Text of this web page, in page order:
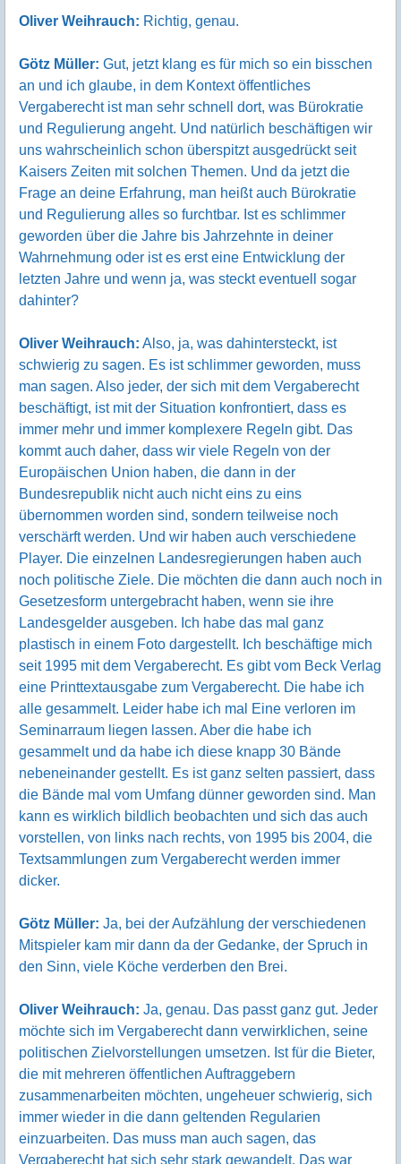
Oliver Weihrauch: Richtig, genau.
Götz Müller: Gut, jetzt klang es für mich so ein bisschen
an und ich glaube, in dem Kontext öffentliches
Vergaberecht ist man sehr schnell dort, was Bürokratie
und Regulierung angeht. Und natürlich beschäftigen wir
uns wahrscheinlich schon überspitzt ausgedrückt seit
Kaisers Zeiten mit solchen Themen. Und da jetzt die
Frage an deine Erfahrung, man heißt auch Bürokratie
und Regulierung alles so furchtbar. Ist es schlimmer
geworden über die Jahre bis Jahrzehnte in deiner
Wahrnehmung oder ist es erst eine Entwicklung der
letzten Jahre und wenn ja, was steckt eventuell sogar
dahinter?
Oliver Weihrauch: Also, ja, was dahintersteckt, ist
schwierig zu sagen. Es ist schlimmer geworden, muss
man sagen. Also jeder, der sich mit dem Vergaberecht
beschäftigt, ist mit der Situation konfrontiert, dass es
immer mehr und immer komplexere Regeln gibt. Das
kommt auch daher, dass wir viele Regeln von der
Europäischen Union haben, die dann in der
Bundesrepublik nicht auch nicht eins zu eins
übernommen worden sind, sondern teilweise noch
verschärft werden. Und wir haben auch verschiedene
Player. Die einzelnen Landesregierungen haben auch
noch politische Ziele. Die möchten die dann auch noch in
Gesetzesform untergebracht haben, wenn sie ihre
Landesgelder ausgeben. Ich habe das mal ganz
plastisch in einem Foto dargestellt. Ich beschäftige mich
seit 1995 mit dem Vergaberecht. Es gibt vom Beck Verlag
eine Printtextausgabe zum Vergaberecht. Die habe ich
alle gesammelt. Leider habe ich mal Eine verloren im
Seminarraum liegen lassen. Aber die habe ich
gesammelt und da habe ich diese knapp 30 Bände
nebeneinander gestellt. Es ist ganz selten passiert, dass
die Bände mal vom Umfang dünner geworden sind. Man
kann es wirklich bildlich beobachten und sich das auch
vorstellen, von links nach rechts, von 1995 bis 2004, die
Textsammlungen zum Vergaberecht werden immer
dicker.
Götz Müller: Ja, bei der Aufzählung der verschiedenen
Mitspieler kam mir dann da der Gedanke, der Spruch in
den Sinn, viele Köche verderben den Brei.
Oliver Weihrauch: Ja, genau. Das passt ganz gut. Jeder
möchte sich im Vergaberecht dann verwirklichen, seine
politischen Zielvorstellungen umsetzen. Ist für die Bieter,
die mit mehreren öffentlichen Auftraggebern
zusammenarbeiten möchten, ungeheuer schwierig, sich
immer wieder in die dann geltenden Regularien
einzuarbeiten. Das muss man auch sagen, das
Vergaberecht hat sich sehr stark gewandelt. Das war